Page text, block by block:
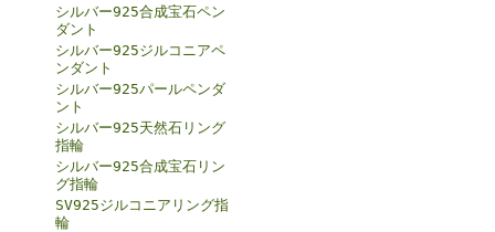
シルバー925合成宝石ペン
ダント
シルバー925ジルコニアペ
ンダント
シルバー925パールペンダ
ント
シルバー925天然石リング
指輪
シルバー925合成宝石リン
グ指輪
SV925ジルコニアリング指
輪